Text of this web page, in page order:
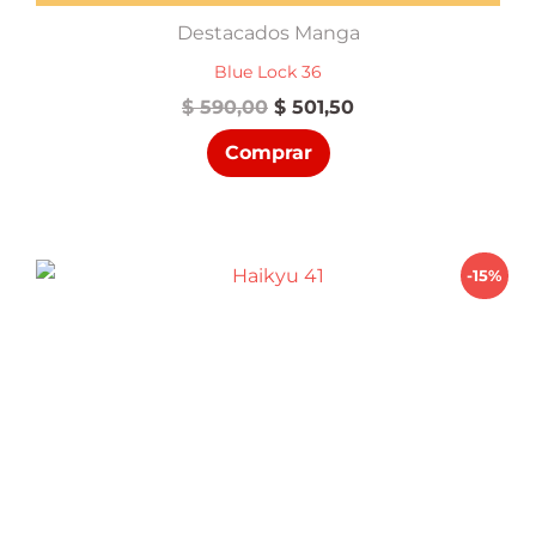
Destacados Manga
Blue Lock 36
$590,00 El
precio
original
era:
$ 501,50El
Comprar
-15%